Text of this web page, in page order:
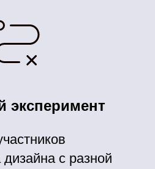
эксперимент
с разной